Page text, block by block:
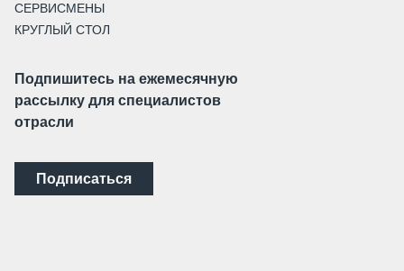
СЕРВИСМЕНЫ
КРУГЛЫЙ СТОЛ
Подпишитесь на ежемесячную
рассылку для специалистов
отрасли
Подписаться